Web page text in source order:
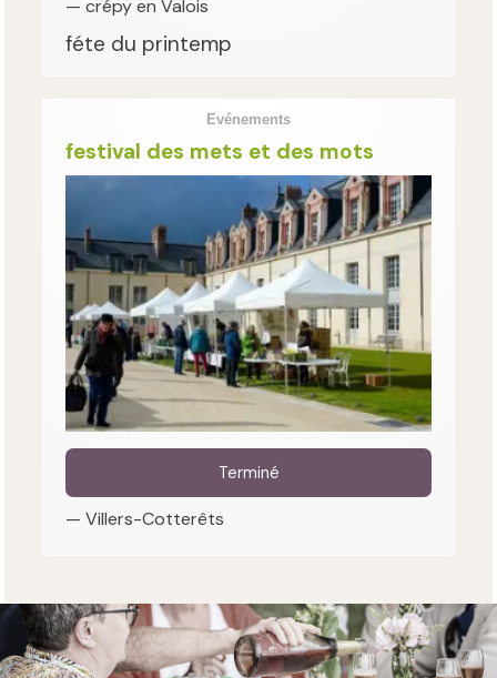
— crépy en Valois
féte du printemp
Evénements
festival des mets et des mots
Terminé
— Villers-Cotterêts